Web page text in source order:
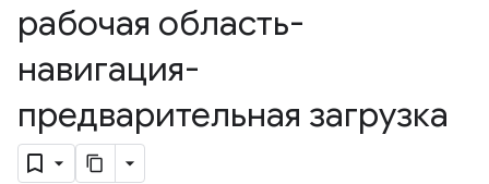
рабочая область-
навигация-
предварительная загрузка